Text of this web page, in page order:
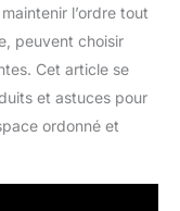
l’ordre tout
peuvent choisir
Cet article se
et astuces pour
ordonné et